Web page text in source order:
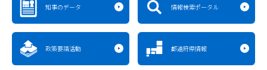
知事のデータ 情報検索ポータル
政策要請活動 都道府県情報